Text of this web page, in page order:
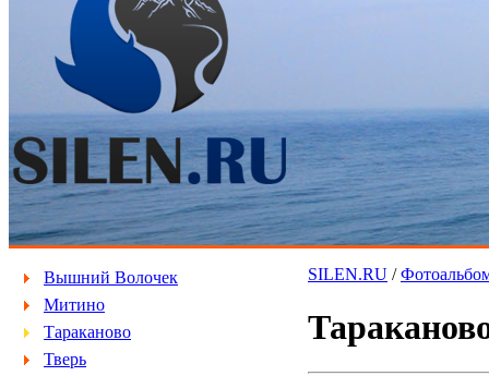
Вышний Волочек
Митино
Тараканово
Тверь
SILEN.RU /